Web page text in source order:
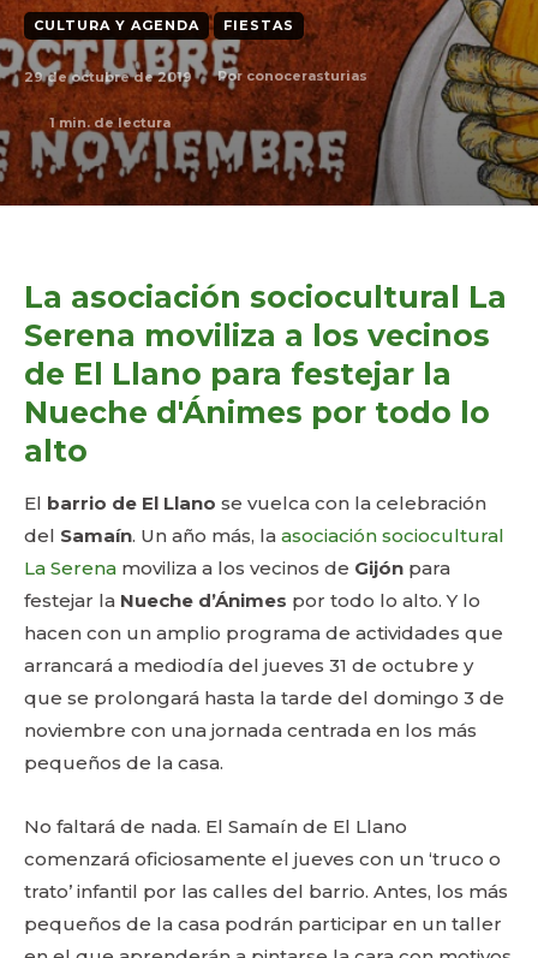
CULTURA Y AGENDA FIESTAS
29 de octubre de 2019 Por conocerasturias
1min. de lectura
La asociación sociocultural La
Serena moviliza a los vecinos
de El Llano para festejar la
Nueche d'Ánimes por todo lo
alto
El barrio de El Llano se vuelca con la celebración
del Samaín. Un año más, la asociación sociocultural
La Serena moviliza a los vecinos de Gijón para
festejar la Nueche d’Ánimes por todo lo alto. Y lo
hacen con un amplio programa de actividades que
arrancará a mediodía del jueves 31 de octubre y
que se prolongará hasta la tarde del domingo 3 de
noviembre con una jornada centrada en los más
pequeños de la casa.
No faltará de nada. El Samaín de El Llano
comenzará oficiosamente el jueves con un ‘truco o
trato’ infantil por las calles del barrio. Antes, los más
pequeños de la casa podrán participar en un taller